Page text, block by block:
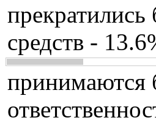
средств -
принимаются